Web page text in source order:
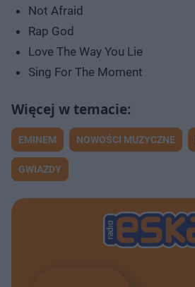
Not Afraid
Rap God
Love The Way You Lie
Sing For The Moment
EMINEM NOWOŚCI MUZYCZNE
GWIAZDY